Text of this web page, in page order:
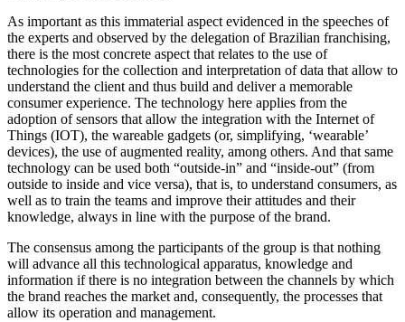
As important as this immaterial aspect evidenced in the speeches of
the experts and observed by the delegation of Brazilian franchising,
there is the most concrete aspect that relates to the use of
technologies for the collection and interpretation of data that allow to
understand the client and thus build and deliver a memorable
consumer experience. The technology here applies from the
adoption of sensors that allow the integration with the Internet of
Things (IOT), the wareable gadgets (or, simplifying, ‘wearable’
devices), the use of augmented reality, among others. And that same
technology can be used both “outside-in” and “inside-out” (from
outside to inside and vice versa), that is, to understand consumers, as
well as to train the teams and improve their attitudes and their
knowledge, always in line with the purpose of the brand.
The consensus among the participants of the group is that nothing
will advance all this technological apparatus, knowledge and
information if there is no integration between the channels by which
the brand reaches the market and, consequently, the processes that
allow its operation and management.